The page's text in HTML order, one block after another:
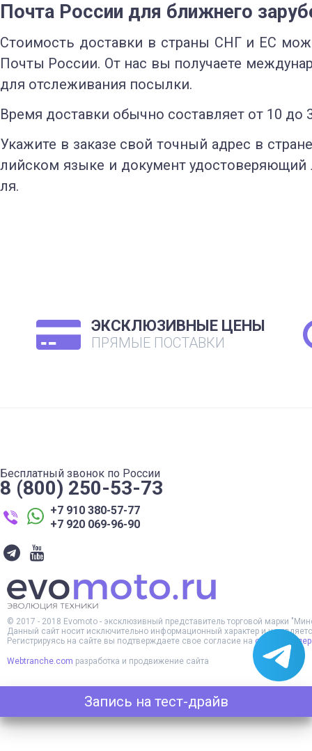
Запись на тест-драйв
Почта России для ближнего
Стоимость доставки в страны СНГ и ЕС
Почты России. От нас вы получаете
для отслеживания посылки.
Время доставки обычно составляет от 10 до
Укажите в заказе свой точный адрес в
лийском языке и документ удостоверяющий
ля.
ЭКСКЛЮЗИВНЫЕ ЦЕНЫ
ПРЯМЫЕ ПОСТАВКИ
Бесплатный звонок по России
8 (800) 250-53-73
+7 910 380-57-77
+7 920 069-96-90
© 2017 - 2018 Evomoto - эксклюзивный представитель торговой марки
Данный сайт носит исключительно информационный характер и не
Регистрируясь на сайте вы подтверждаете свое согласие на обработку
Webtranche.com разработка и продвижение сайта